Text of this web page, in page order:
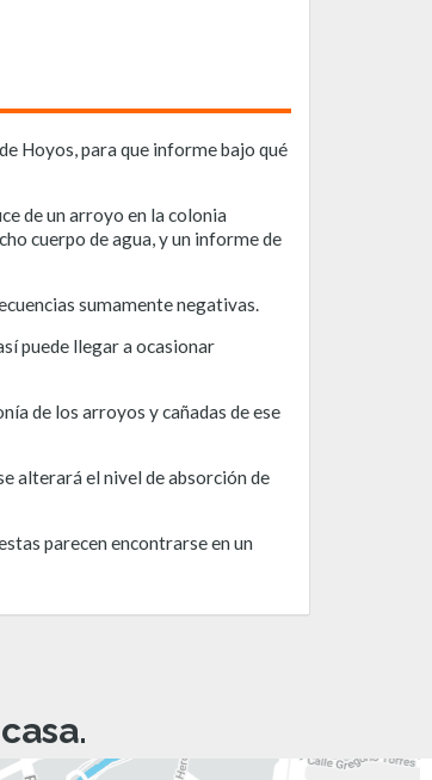
Hoyos, para que informe bajo qué
de un arroyo en la colonia
cuerpo de agua, y un informe de
sumamente negativas.
puede llegar a ocasionar
de los arroyos y cañadas de ese
alterará el nivel de absorción de
parecen encontrarse en un